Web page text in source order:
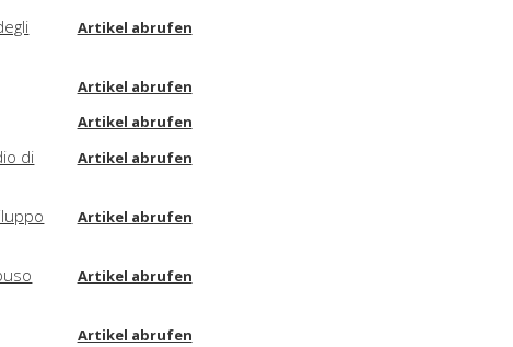
Artikel abrufen
Artikel abrufen
Artikel abrufen
di
Artikel abrufen
Artikel abrufen
Artikel abrufen
Artikel abrufen